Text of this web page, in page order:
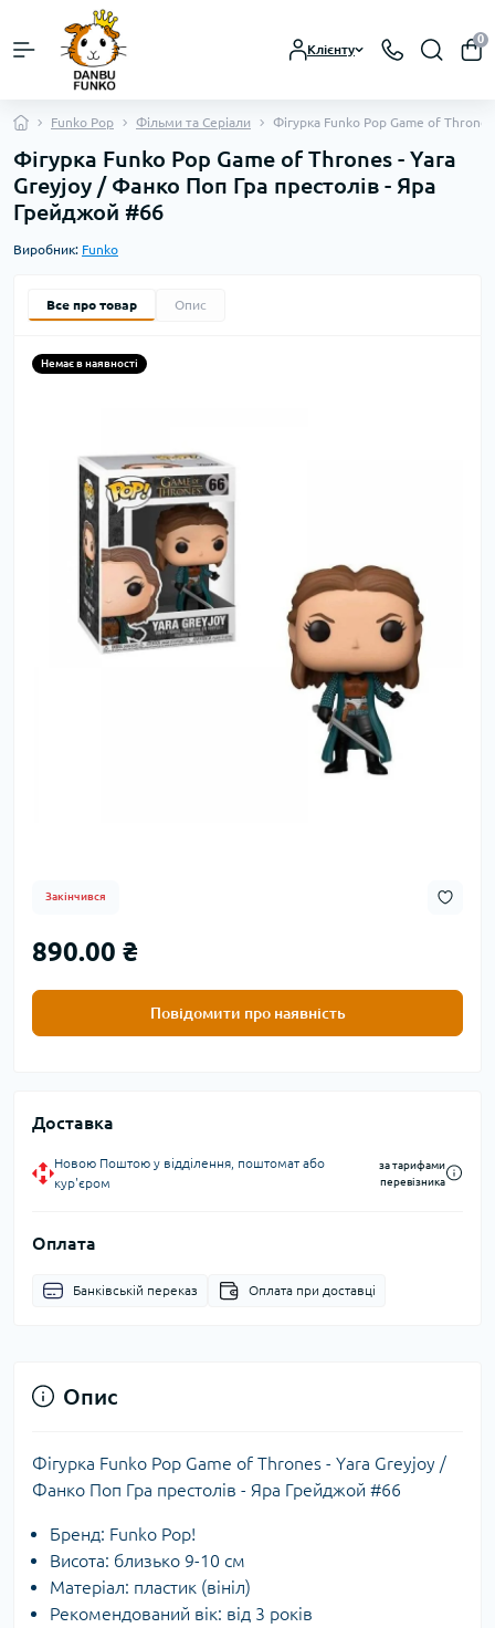
Клієнту
0
Funko Pop Фільми та Серіали Фігурка Funko Pop Game of
Фігурка Funko Pop Game of Thrones - Yara
Greyjoy / Фанко Поп Гра престолів - Яра
Грейджой #66
Виробник: Funko
Все про товар Опис
Немає в наявності
Закінчився
890.00 ₴
Повідомити про наявність
Доставка
Новою Поштою у відділення, поштомат або
кур'єром
за тарифами
перевізника
Оплата
Банківській переказ Оплата при доставці
Опис
Фігурка Funko Pop Game of Thrones - Yara Greyjoy /
Фанко Поп Гра престолів - Яра Грейджой #66
Бренд: Funko Pop!
Висота: близько 9-10 см
Матеріал: пластик (вініл)
Рекомендований вік: від 3 років